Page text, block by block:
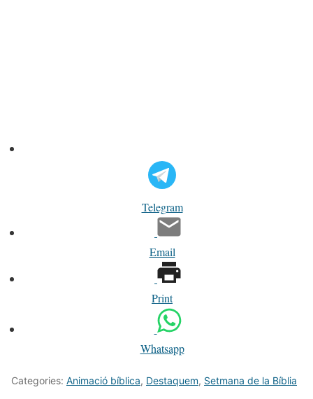
Telegram
Email
Print
Whatsapp
Categories: Animació bíblica, Destaquem, Setmana de la Bíblia